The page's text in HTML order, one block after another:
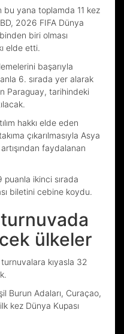
bu yana toplamda 11 kez
2026 FIFA Dünya
biri olması
elde etti.
başarıyla
6. sırada yer alarak
Paraguay, tarihindeki
hakkı elde eden
çıkarılmasıyla Asya
faydalanan
ikinci sırada
biletini cebine koydu.
ülkeler
kıyasla 32
Burun Adaları, Curaçao,
kez Dünya Kupası